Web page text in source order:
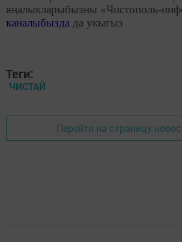
яңалыкларыбызны «Чистополь-
каналыбызда да укыгыз
Теги:
ЧИСТАЙ
Перейти на страницу